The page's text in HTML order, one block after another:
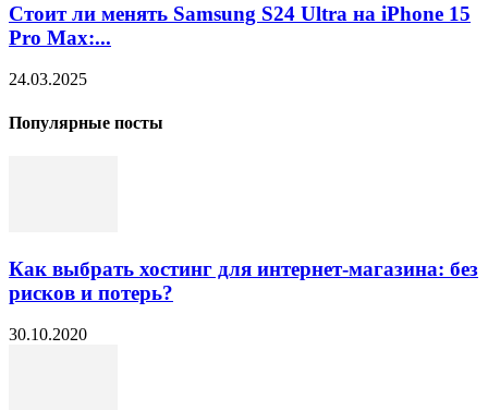
Стоит ли менять Samsung S24 Ultra на iPhone 15
Pro Max:...
24.03.2025
Популярные посты
Как выбрать хостинг для интернет-магазина: без
рисков и потерь?
30.10.2020